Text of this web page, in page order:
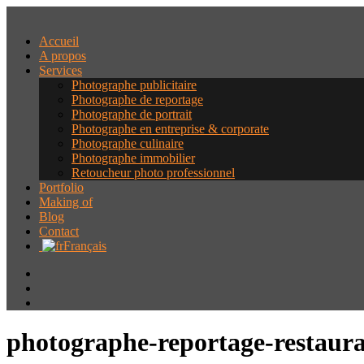
Accueil
A propos
Services
Photographe publicitaire
Photographe de reportage
Photographe de portrait
Photographe en entreprise & corporate
Photographe culinaire
Photographe immobilier
Retoucheur photo professionnel
Portfolio
Making of
Blog
Contact
Français
photographe-reportage-